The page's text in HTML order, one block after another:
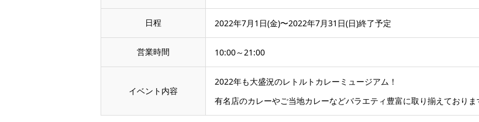
日程 2022年7月1日(金)〜2022年7月31日(日)終了予定
営業時間 10:00～21:00
イベント内容
2022年も大盛況のレトルトカレーミュージアム！
有名店のカレーやご当地カレーなどバラエティ豊富に取り揃えておりま